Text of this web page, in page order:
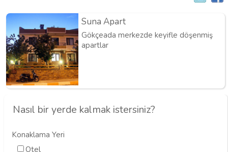
Suna Apart
Gökçeada merkezde keyifle döşenmiş
apartlar
Nasıl bir yerde kalmak istersiniz?
Konaklama Yeri
Otel